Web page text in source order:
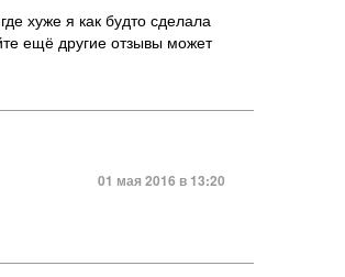
хуже я как будто сделала
ещё другие отзывы может
01 мая 2016 в 13:20